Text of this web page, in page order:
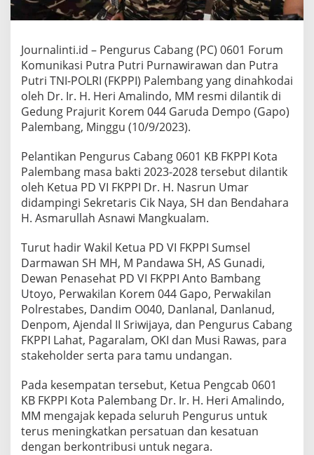
R
m
i
D
l
a
n
i
k
,
H
e
r
A
m
a
l
i
n
d
o
A
j
k
J
a
g
a
P
Journalinti.id – Pengurus Cabang (PC) 0601 Forum
Komunikasi Putra Putri Purnawirawan dan Putra
Putri TNI-POLRI (FKPPI) Palembang yang dinahkodai
oleh Dr. Ir. H. Heri Amalindo, MM resmi dilantik di
Gedung Prajurit Korem 044 Garuda Dempo (Gapo)
Palembang, Minggu (10/9/2023).
Pelantikan Pengurus Cabang 0601 KB FKPPI Kota
Palembang masa bakti 2023-2028 tersebut dilantik
oleh Ketua PD VI FKPPI Dr. H. Nasrun Umar
didampingi Sekretaris Cik Naya, SH dan Bendahara
H. Asmarullah Asnawi Mangkualam.
Turut hadir Wakil Ketua PD VI FKPPI Sumsel
Darmawan SH MH, M Pandawa SH, AS Gunadi,
Dewan Penasehat PD VI FKPPI Anto Bambang
Utoyo, Perwakilan Korem 044 Gapo, Perwakilan
Polrestabes, Dandim O040, Danlanal, Danlanud,
Denpom, Ajendal II Sriwijaya, dan Pengurus Cabang
FKPPI Lahat, Pagaralam, OKI dan Musi Rawas, para
stakeholder serta para tamu undangan.
Pada kesempatan tersebut, Ketua Pengcab 0601
KB FKPPI Kota Palembang Dr. Ir. H. Heri Amalindo,
MM mengajak kepada seluruh Pengurus untuk
terus meningkatkan persatuan dan kesatuan
dengan berkontribusi untuk negara.